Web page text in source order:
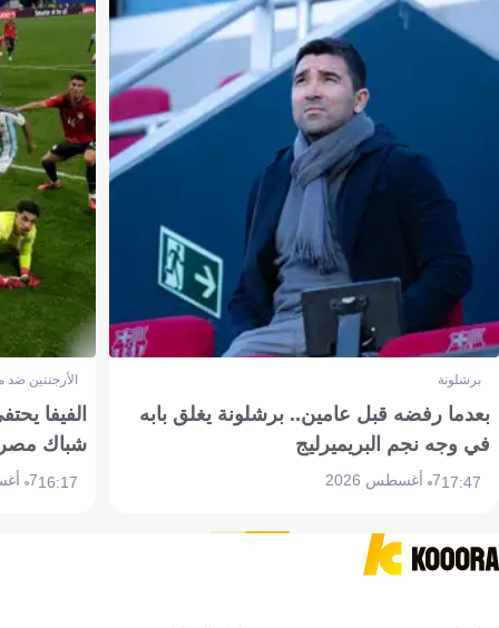
برشلونة
بعدما رفضه قبل عامين.. برشلونة يغلق بابه
في وجه نجم البريميرليج
17:477 أغسطس 2026
الأرجنتين
الفيفا
شباك
16:177 أغسطس 2026